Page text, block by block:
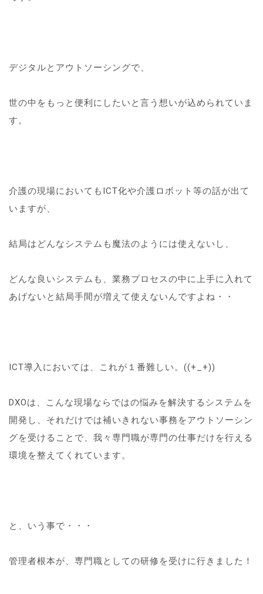
デジタルとアウトソーシングで、
世の中をもっと便利にしたいと言う想いが込められていま
す。
介護の現場においてもICT化や介護ロボット等の話が出て
いますが、
結局はどんなシステムも魔法のようには使えないし、
どんな良いシステムも、業務プロセスの中に上手に入れて
あげないと結局手間が増えて使えないんですよね・・
ICT導入においては、これが１番難しい。((+_+))
DXOは、こんな現場ならではの悩みを解決するシステムを
開発し、それだけでは補いきれない事務をアウトソーシン
グを受けることで、我々専門職が専門の仕事だけを行える
環境を整えてくれています。
と、いう事で・・・
管理者根本が、専門職としての研修を受けに行きました！